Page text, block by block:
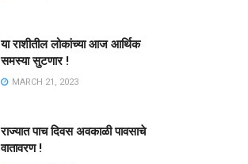
या राशीतील लोकांच्या आज आर्थिक
समस्या सुटणार !
MARCH 21, 2023
राज्यात पाच दिवस अवकाळी पावसाचे
वातावरण !